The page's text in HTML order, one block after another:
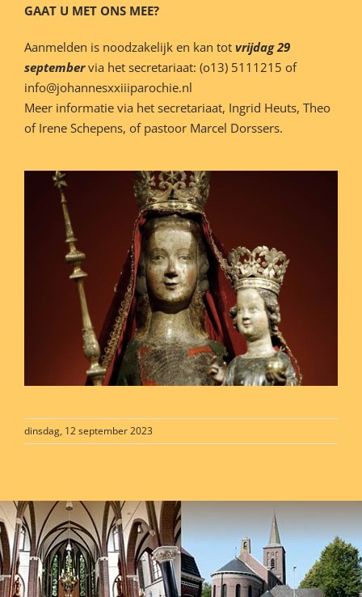
GAAT U MET ONS MEE?
Aanmelden is noodzakelijk en kan tot vrijdag 29
septembervia het secretariaat: (o13) 5111215 of
info@johannesxxiiiparochie.nl
Meer informatie via het secretariaat, Ingrid Heuts, Theo
of Irene Schepens, of pastoor Marcel Dorssers.
dinsdag, 12 september 2023